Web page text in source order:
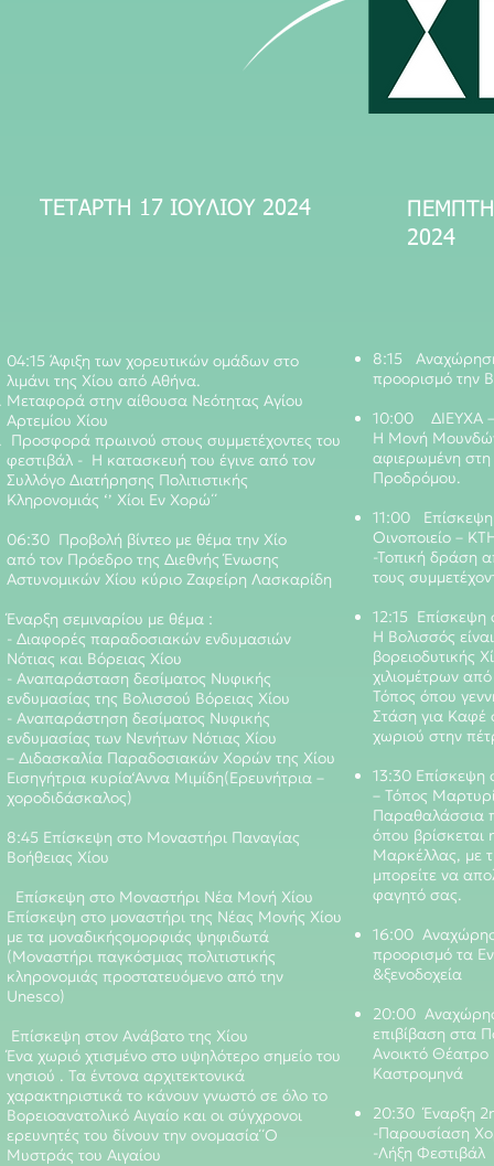
ΤΕΤΑΡΤΗ 17 ΙΟΥΛΙΟΥ 2024
2024
04:15 Άφιξη των χορευτικών ομάδων στο
λιμάνι της Χίου από Αθήνα.
Μεταφορά στην αίθουσα Νεότητας Αγίου
Αρτεμίου Χίου
Προσφορά πρωινού στους συμμετέχοντες του
φεστιβάλ - Η κατασκευή του έγινε από τον
Συλλόγο Διατήρησης Πολιτιστικής
Κληρονομιάς ‘’ Χίοι Εν Χορώ΄΄
06:30 Προβολή βίντεο με θέμα την Χίο
από τον Πρόεδρο της Διεθνής Ένωσης
Αστυνομικών Χίου κύριο Ζαφείρη Λασκαρίδη
Έναρξη σεμιναρίου με θέμα :
- Διαφορές παραδοσιακών ενδυμασιών
Νότιας και Βόρειας Χίου
- Αναπαράσταση δεσίματος Νυφικής
ενδυμασίας της Βολισσού Βόρειας Χίου
- Αναπαράστηση δεσίματος Νυφικής
ενδυμασίας των Νενήτων Νότιας Χίου
– Διδασκαλία Παραδοσιακών Χορών της Χίου
Εισηγήτρια κυρία‘Αννα Μιμίδη(Ερευνήτρια –
χοροδιδάσκαλος)
8:45 Επίσκεψη στο Μοναστήρι Παναγίας
Βοήθειας Χίου
Επίσκεψη στο Μοναστήρι Νέα Μονή Χίου
Επίσκεψη στο μοναστήρι της Νέας Μονής Χίου
με τα μοναδικήςομορφιάς ψηφιδωτά
(Μοναστήρι παγκόσμιας πολιτιστικής
κληρονομιάς προστατευόμενο από την
Unesco)
Επίσκεψη στον Ανάβατο της Χίου
Ένα χωριό χτισμένο στο υψηλότερο σημείο του
νησιού . Τα έντονα αρχιτεκτονικά
χαρακτηριστικά το κάνουν γνωστό σε όλο το
Βορειοανατολικό Αιγαίο και οι σύγχρονοι
ερευνητές του δίνουν την ονομασία΄΄Ο
Μυστράς του Αιγαίου
8:15
προορισμό την
10:00
Η Μονή
αφιερωμένη στη
Προδρόμου.
11:00
Οινοποιείο –
-Τοπική δράση
τους
12:15
Η Βολισσός
βορειοδυτικής
χιλιομέτρων
Τόπος όπου
Στάση για
χωριού στην
13:30 Επίσκεψη
– Τόπος
Παραθαλάσσια
όπου βρίσκεται
Μαρκέλλας, με
μπορείτε να
φαγητό σας.
16:00
προορισμό τα
&ξενοδοχεία
20:00
επιβίβαση στα
Ανοικτό
Καστρομηνά
20:30 Έναρξη
-Παρουσίαση
-Λήξη Φεστιβάλ